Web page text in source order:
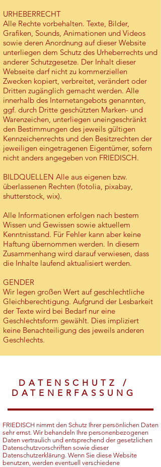
URHEBERRECHT
Alle Rechte vorbehalten. Texte, Bilder,
Grafiken, Sounds, Animationen und Videos
sowie deren Anordnung auf dieser Website
unterliegen dem Schutz des Urheberrechts und
anderer Schutzgesetze. Der Inhalt dieser
Webseite darf nicht zu kommerziellen
Zwecken kopiert, verbreitet, verändert oder
Dritten zugänglich gemacht werden. Alle
innerhalb des Internetangebots genannten,
ggf. durch Dritte geschützten Marken- und
Warenzeichen, unterliegen uneingeschränkt
den Bestimmungen des jeweils gültigen
Kennzeichenrechts und den Besitzrechten der
jeweiligen eingetragenen Eigentümer, sofern
nicht anders angegeben von FRIEDISCH.
BILDQUELLEN Alle aus eigenen bzw.
überlassenen Rechten (fotolia, pixabay,
shutterstock, wix).
Alle Informationen erfolgen nach bestem
Wissen und Gewissen sowie aktuellem
Kenntnisstand. Für Fehler kann aber keine
Haftung übernommen werden. In diesem
Zusammenhang wird darauf verwiesen, dass
die Inhalte laufend aktualisiert werden.
GENDER
Wir legen großen Wert auf geschlechtliche
Gleichberechtigung. Aufgrund der Lesbarkeit
der Texte wird bei Bedarf nur eine
Geschlechtsform gewählt. Dies impliziert
keine Benachteiligung des jeweils anderen
Geschlechts.
DATENSCHUTZ /
DATENERFASSUNG
FRIEDISCH nimmt den Schutz Ihrer persönlichen Daten
sehr ernst. Wir behandeln Ihre personenbezogenen
Daten vertraulich und entsprechend der gesetzlichen
Datenschutzvorschriften sowie dieser
Datenschutzerklärung. Wenn Sie diese Website
benutzen, werden eventuell verschiedene